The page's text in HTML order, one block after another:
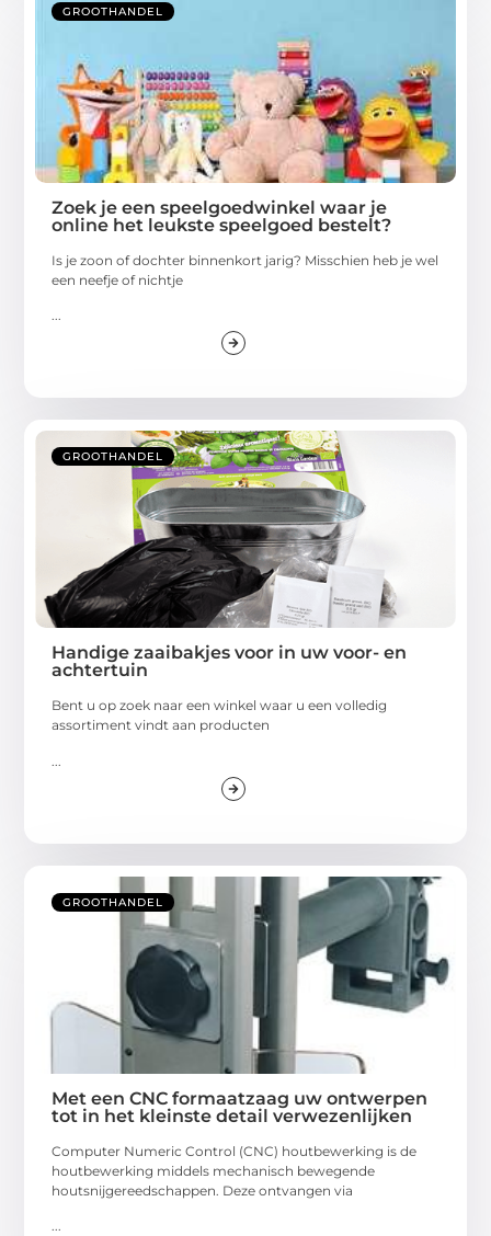
GROOTHANDEL
Zoek je een speelgoedwinkel waar je
online het leukste speelgoed bestelt?
Is je zoon of dochter binnenkort jarig? Misschien heb je wel
een neefje of nichtje
...
GROOTHANDEL
Handige zaaibakjes voor in uw voor- en
achtertuin
Bent u op zoek naar een winkel waar u een volledig
assortiment vindt aan producten
GROOTHANDEL
Met een CNC formaatzaag uw ontwerpen
tot in het kleinste detail verwezenlijken
Computer Numeric Control (CNC) houtbewerking is de
houtbewerking middels mechanisch bewegende
houtsnijgereedschappen. Deze ontvangen via
...